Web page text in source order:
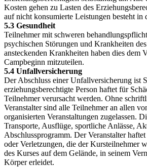
Kosten gehen zu Lasten des
auf nicht konsumierte Leistungen besteht in
5.3 Gesundheit
Teilnehmer mit schweren
psychischen Störungen und Krankheiten
ansteckenden Krankheiten haben dies dem
Campbeginn mitzuteilen.
5.4 Unfallversicherung
Der Abschluss einer Unfallversicherung ist
erziehungsberechtigte Person haftet für
Teilnehmer verursacht werden. Ohne
Veranstalter sind alle Teilnehmer an allen
organisierten Veranstaltungen zugelassen.
Transporte, Ausflüge, sportliche Anlässe,
Abschlussprogramm. Der Veranstalter
oder Verletzungen, die der Kursteilnehmer
des Kurses auf dem Gelände, in seinem
Körper erleidet.